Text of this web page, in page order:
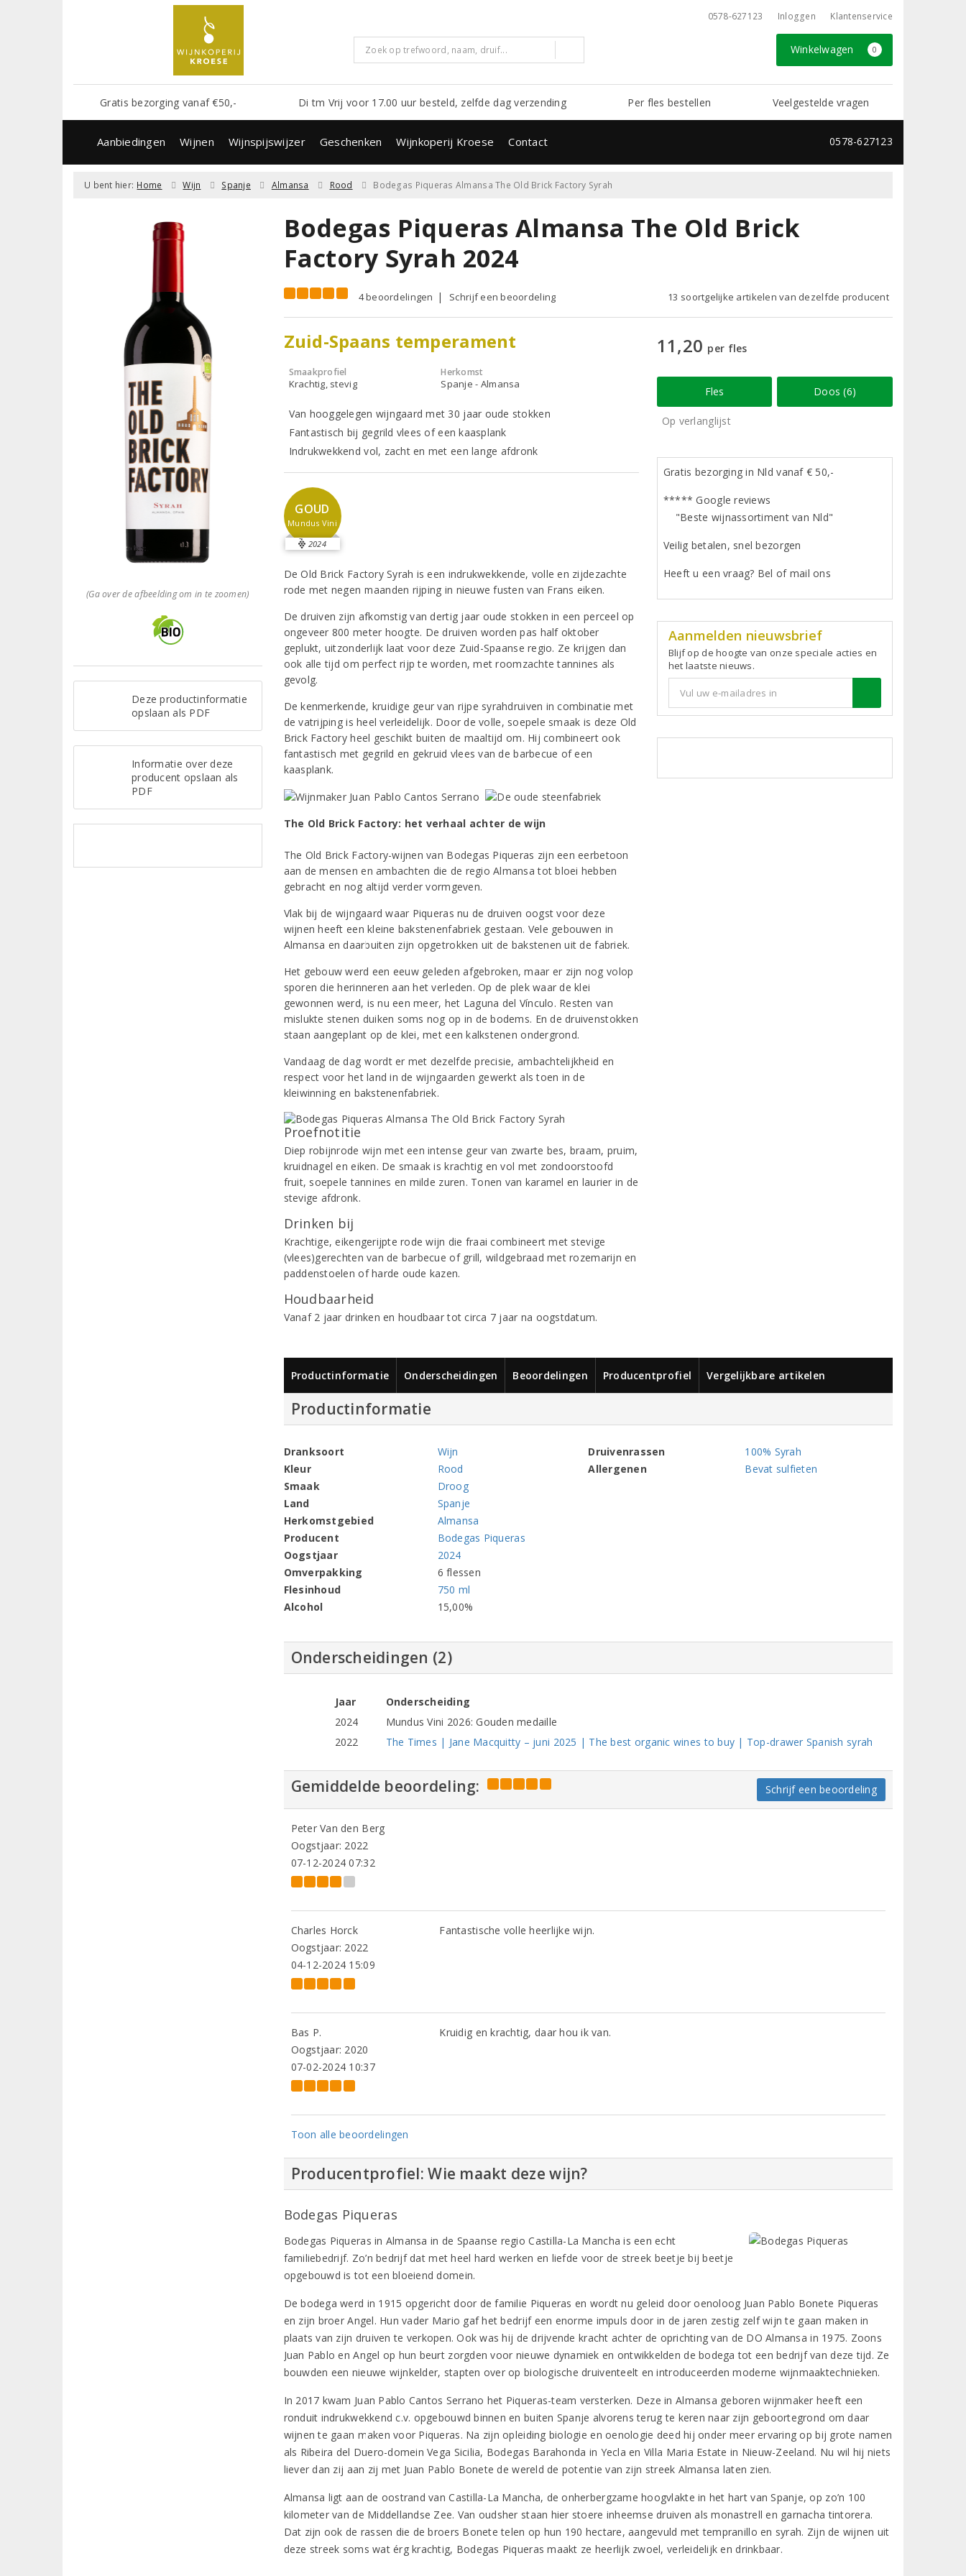
0578-627123 Inloggen Klantenservice
Winkelwagen 0
Gratis bezorging vanaf €50,- Di tm Vrij voor 17.00 uur besteld, zelfde dag verzending Per fles bestellen Veelgestelde vragen
Aanbiedingen Wijnen Wijnspijswijzer Geschenken Wijnkoperij Kroese Contact 0578-627123
U bent hier: Home Wijn Spanje Almansa Rood Bodegas Piqueras Almansa The Old Brick Factory Syrah
(Ga over de afbeelding om in te zoomen)
Deze productinformatie
opslaan als PDF
Informatie over deze
producent opslaan als
PDF
Bodegas Piqueras Almansa The Old Brick
Factory Syrah 2024
4 beoordelingen Schrijf een beoordeling 13 soortgelijke artikelen van dezelfde producent
Zuid-Spaans temperament
Smaakprofiel
Krachtig, stevig
Herkomst
Spanje - Almansa
Van hooggelegen wijngaard met 30 jaar oude stokken
Fantastisch bij gegrild vlees of een kaasplank
Indrukwekkend vol, zacht en met een lange afdronk
GOUD
Mundus Vini
2024
De Old Brick Factory Syrah is een indrukwekkende, volle en zijdezachte
rode met negen maanden rijping in nieuwe fusten van Frans eiken.
De druiven zijn afkomstig van dertig jaar oude stokken in een perceel op
ongeveer 800 meter hoogte. De druiven worden pas half oktober
geplukt, uitzonderlijk laat voor deze Zuid-Spaanse regio. Ze krijgen dan
ook alle tijd om perfect rijp te worden, met roomzachte tannines als
gevolg.
De kenmerkende, kruidige geur van rijpe syrahdruiven in combinatie met
de vatrijping is heel verleidelijk. Door de volle, soepele smaak is deze Old
Brick Factory heel geschikt buiten de maaltijd om. Hij combineert ook
fantastisch met gegrild en gekruid vlees van de barbecue of een
kaasplank.
The Old Brick Factory: het verhaal achter de wijn
The Old Brick Factory-wijnen van Bodegas Piqueras zijn een eerbetoon
aan de mensen en ambachten die de regio Almansa tot bloei hebben
gebracht en nog altijd verder vormgeven.
Vlak bij de wijngaard waar Piqueras nu de druiven oogst voor deze
wijnen heeft een kleine bakstenenfabriek gestaan. Vele gebouwen in
Almansa en daarbuiten zijn opgetrokken uit de bakstenen uit de fabriek.
Het gebouw werd een eeuw geleden afgebroken, maar er zijn nog volop
sporen die herinneren aan het verleden. Op de plek waar de klei
gewonnen werd, is nu een meer, het Laguna del Vínculo. Resten van
mislukte stenen duiken soms nog op in de bodems. En de druivenstokken
staan aangeplant op de klei, met een kalkstenen ondergrond.
Vandaag de dag wordt er met dezelfde precisie, ambachtelijkheid en
respect voor het land in de wijngaarden gewerkt als toen in de
kleiwinning en bakstenenfabriek.
Proefnotitie
Diep robijnrode wijn met een intense geur van zwarte bes, braam, pruim,
kruidnagel en eiken. De smaak is krachtig en vol met zondoorstoofd
fruit, soepele tannines en milde zuren. Tonen van karamel en laurier in de
stevige afdronk.
Drinken bij
Krachtige, eikengerijpte rode wijn die fraai combineert met stevige
(vlees)gerechten van de barbecue of grill, wildgebraad met rozemarijn en
paddenstoelen of harde oude kazen.
Houdbaarheid
Vanaf 2 jaar drinken en houdbaar tot circa 7 jaar na oogstdatum.
11,20 per fles
Fles Doos (6)
Op verlanglijst
Gratis bezorging in Nld vanaf € 50,-
***** Google reviews
"Beste wijnassortiment van Nld"
Veilig betalen, snel bezorgen
Heeft u een vraag? Bel of mail ons
Aanmelden nieuwsbrief
Blijf op de hoogte van onze speciale acties en
het laatste nieuws.
Productinformatie Onderscheidingen Beoordelingen Producentprofiel Vergelijkbare artikelen
Productinformatie
Dranksoort
Wijn
Kleur
Rood
Smaak
Droog
Land
Spanje
Herkomstgebied
Almansa
Producent
Bodegas Piqueras
Oogstjaar
2024
Omverpakking
6 flessen
Flesinhoud
750 ml
Alcohol
15,00%
Druivenrassen
100% Syrah
Allergenen
Bevat sulfieten
Onderscheidingen (2)
Jaar
Onderscheiding
2024
Mundus Vini 2026: Gouden medaille
2022
The Times | Jane Macquitty – juni 2025 | The best organic wines to buy | Top-drawer Spanish syrah
Gemiddelde beoordeling: Schrijf een beoordeling
Peter Van den Berg
Oogstjaar: 2022
07-12-2024 07:32
Charles Horck
Oogstjaar: 2022
04-12-2024 15:09
Fantastische volle heerlijke wijn.
Bas P.
Oogstjaar: 2020
07-02-2024 10:37
Kruidig en krachtig, daar hou ik van.
Toon alle beoordelingen
Producentprofiel: Wie maakt deze wijn?
Bodegas Piqueras
Bodegas Piqueras in Almansa in de Spaanse regio Castilla-La Mancha is een echt
familiebedrijf. Zo’n bedrijf dat met heel hard werken en liefde voor de streek beetje bij beetje
opgebouwd is tot een bloeiend domein.
De bodega werd in 1915 opgericht door de familie Piqueras en wordt nu geleid door oenoloog Juan Pablo Bonete Piqueras
en zijn broer Angel. Hun vader Mario gaf het bedrijf een enorme impuls door in de jaren zestig zelf wijn te gaan maken in
plaats van zijn druiven te verkopen. Ook was hij de drijvende kracht achter de oprichting van de DO Almansa in 1975. Zoons
Juan Pablo en Angel op hun beurt zorgden voor nieuwe dynamiek en ontwikkelden de bodega tot een bedrijf van deze tijd. Ze
bouwden een nieuwe wijnkelder, stapten over op biologische druiventeelt en introduceerden moderne wijnmaaktechnieken.
In 2017 kwam Juan Pablo Cantos Serrano het Piqueras-team versterken. Deze in Almansa geboren wijnmaker heeft een
ronduit indrukwekkend c.v. opgebouwd binnen en buiten Spanje alvorens terug te keren naar zijn geboortegrond om daar
wijnen te gaan maken voor Piqueras. Na zijn opleiding biologie en oenologie deed hij onder meer ervaring op bij grote namen
als Ribeira del Duero-domein Vega Sicilia, Bodegas Barahonda in Yecla en Villa Maria Estate in Nieuw-Zeeland. Nu wil hij niets
liever dan zij aan zij met Juan Pablo Bonete de wereld de potentie van zijn streek Almansa laten zien.
Almansa ligt aan de oostrand van Castilla-La Mancha, de onherbergzame hoogvlakte in het hart van Spanje, op zo’n 100
kilometer van de Middellandse Zee. Van oudsher staan hier stoere inheemse druiven als monastrell en garnacha tintorera.
Dat zijn ook de rassen die de broers Bonete telen op hun 190 hectare, aangevuld met tempranillo en syrah. Zijn de wijnen uit
deze streek soms wat érg krachtig, Bodegas Piqueras maakt ze heerlijk zwoel, verleidelijk en drinkbaar.